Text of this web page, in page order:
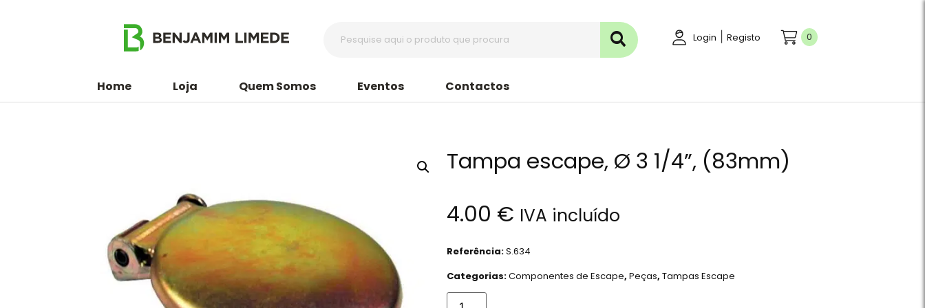
Login Registo 0
Home Loja Quem Somos Eventos Contactos
Tampa escape, Ø 3 1/4”, (83mm)
4.00 € IVA incluído
Referência:S.634
Categorias:Componentes de Escape,Peças,Tampas Escape